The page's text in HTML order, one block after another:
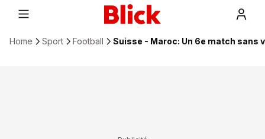
Home Sport Football Suisse - Maroc: Un 6e match sans